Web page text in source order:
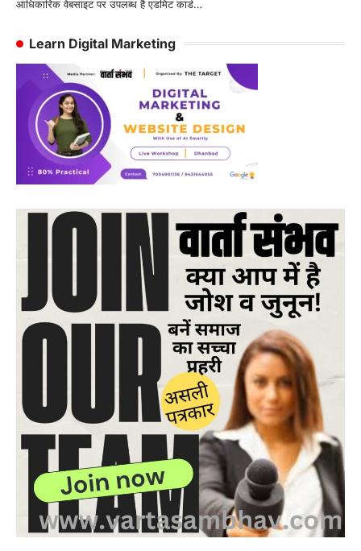
आधिकारिक वेबसाइट पर उपलब्ध है एडमिट कार्ड…
Learn Digital Marketing